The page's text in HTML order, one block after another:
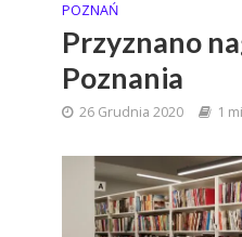
POZNAŃ
Przyznano
Poznania
26 Grudnia 2020 1